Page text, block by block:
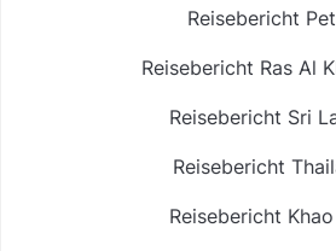
Reisebericht
Reisebericht Ras Al
Reisebericht Sri
Reisebericht
Reisebericht